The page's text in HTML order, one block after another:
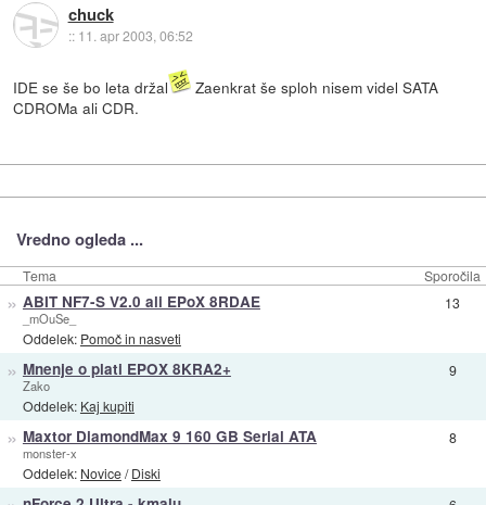
chuck
:: 11. apr 2003, 06:52
IDE se še bo leta držal
Zaenkrat še sploh nisem videl SATA
CDROMa ali CDR.
Vredno ogleda ...
Tema Sporočila
» ABIT NF7-S V2.0 ali EPoX 8RDAE
_mOuSe_
Oddelek: Pomoč in nasveti
13
» Mnenje o plati EPOX 8KRA2+
Zako
Oddelek: Kaj kupiti
9
» Maxtor DiamondMax 9 160 GB Serial ATA
monster-x
Oddelek: Novice/Diski
8